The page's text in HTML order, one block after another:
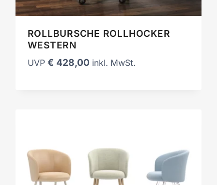
ROLLBURSCHE ROLLHOCKER
WESTERN
UVP € 428,00 inkl. MwSt.